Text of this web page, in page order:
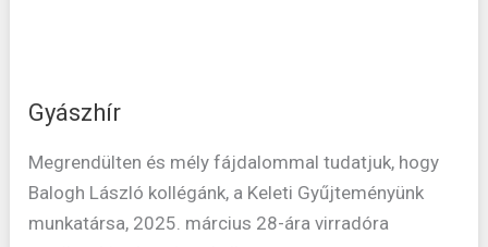
Gyászhír
Megrendülten és mély fájdalommal tudatjuk, hogy
Balogh László kollégánk, a Keleti Gyűjteményünk
munkatársa, 2025. március 28-ára virradóra
Gyászhír